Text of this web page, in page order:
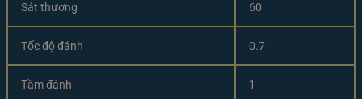
Sát thương 60
Tốc độ đánh 0.7
Tầm đánh 1